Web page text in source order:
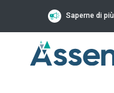
Saperne di più